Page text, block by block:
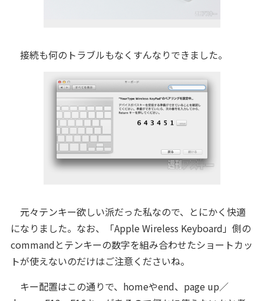
接続も何のトラブルもなくすんなりできました。
元々テンキー欲しい派だった私なので、とにかく快適
になりました。なお、「Apple Wireless Keyboard」側の
commandとテンキーの数字を組み合わせたショートカッ
トが使えないのだけはご注意くださいね。
キー配置はこの通りで、homeやend、page up／